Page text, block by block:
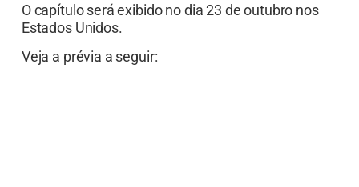
O capítulo será exibido no dia 23 de outubro nos
Estados Unidos.
Veja a prévia a seguir: